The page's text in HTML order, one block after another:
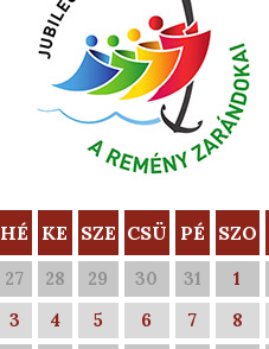
HÉ KE SZE CSÜ PÉ SZO
27 28 29 30 31 1
3
4 5 6 7 8